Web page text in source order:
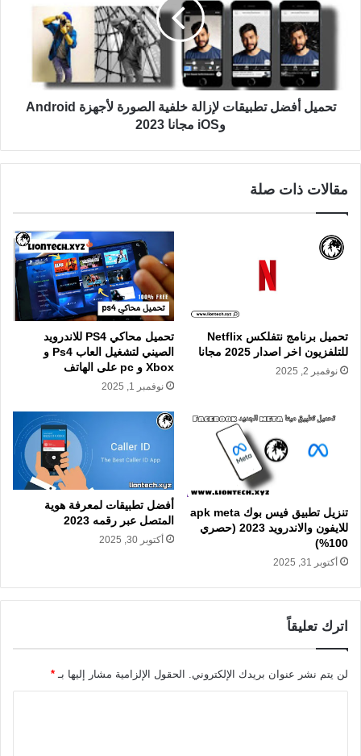
تحميل أفضل تطبيقات لإزالة خلفية الصورة لأجهزة Android
وiOS مجانا 2023
مقالات ذات صلة
تحميل برنامج نتفلکس Netflix
للتلفزيون اخر اصدار 2025 مجانا
نوفمبر 2, 2025
تحميل محاكي PS4 للاندرويد
الصيني لتشغيل العاب Ps4 و
Xbox و pc على الهاتف
نوفمبر 1, 2025
تنزيل تطبيق فيس بوك apk meta
للايفون والاندرويد 2023 (حصري
100%)
أكتوبر 31, 2025
أفضل تطبيقات لمعرفة هوية
المتصل عبر رقمه 2023
أكتوبر 30, 2025
اترك تعليقاً
لن يتم نشر عنوان بريدك الإلكتروني. الحقول الإلزامية مشار إليها بـ *